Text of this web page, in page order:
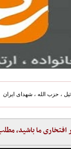
، حزب الله ، شهدای ایران
افتخاری ما باشید،